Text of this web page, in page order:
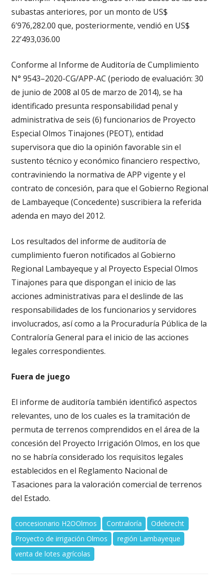
subastas anteriores, por un monto de US$
6’976,282.00 que, posteriormente, vendió en US$
22’493,036.00
Conforme al Informe de Auditoría de Cumplimiento
N° 9543–2020-CG/APP-AC (periodo de evaluación: 30
de junio de 2008 al 05 de marzo de 2014), se ha
identificado presunta responsabilidad penal y
administrativa de seis (6) funcionarios de Proyecto
Especial Olmos Tinajones (PEOT), entidad
supervisora que dio la opinión favorable sin el
sustento técnico y económico financiero respectivo,
contraviniendo la normativa de APP vigente y el
contrato de concesión, para que el Gobierno Regional
de Lambayeque (Concedente) suscribiera la referida
adenda en mayo del 2012.
Los resultados del informe de auditoría de
cumplimiento fueron notificados al Gobierno
Regional Lambayeque y al Proyecto Especial Olmos
Tinajones para que dispongan el inicio de las
acciones administrativas para el deslinde de las
responsabilidades de los funcionarios y servidores
involucrados, así como a la Procuraduría Pública de la
Contraloría General para el inicio de las acciones
legales correspondientes.
Fuera de juego
El informe de auditoría también identificó aspectos
relevantes, uno de los cuales es la tramitación de
permuta de terrenos comprendidos en el área de la
concesión del Proyecto Irrigación Olmos, en los que
no se habría considerado los requisitos legales
establecidos en el Reglamento Nacional de
Tasaciones para la valoración comercial de terrenos
del Estado.
concesionario H2OOlmos Contraloría
Odebrecht
Proyecto de irrigación Olmos
región Lambayeque
venta de lotes agrícolas